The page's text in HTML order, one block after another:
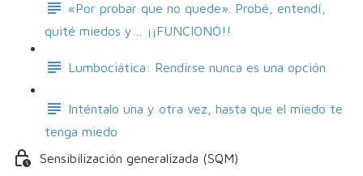
«Por probar que no quede». Probé, entendí,
quité miedos y… ¡¡FUNCIONÓ!!
Lumbociática: Rendirse nunca es una opción
Inténtalo una y otra vez, hasta que el miedo te
tenga miedo
Sensibilización generalizada (SQM)